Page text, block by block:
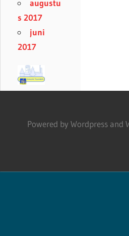
augustu
s 2017
juni
2017
Powered by Wordpress